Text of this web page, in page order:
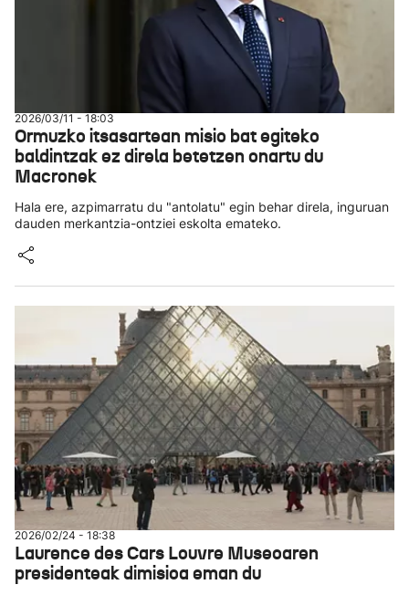
2026/03/11 - 18:03
Ormuzko itsasartean misio bat egiteko
baldintzak ez direla betetzen onartu du
Macronek
Hala ere, azpimarratu du "antolatu" egin behar direla, inguruan
dauden merkantzia-ontziei eskolta emateko.
2026/02/24 - 18:38
Laurence des Cars Louvre Museoaren
presidenteak dimisioa eman du